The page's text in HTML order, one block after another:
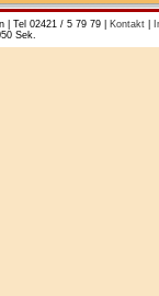
| Tel 02421 / 5 79 79 | Kontakt|
Sek.